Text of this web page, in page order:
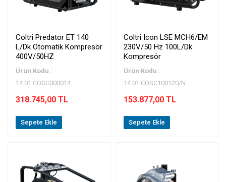
Coltri Predator ET 140
L/Dk Otomatik Kompresör
400V/50HZ
Ürün Kodu :
14.01.COSC000014
318.745,00 TL
Sepete Ekle
Coltri Icon LSE MCH6/EM
230V/50 Hz 100L/Dk
Kompresör
Ürün Kodu :
14.01.COSC100120/N
153.877,00 TL
Sepete Ekle